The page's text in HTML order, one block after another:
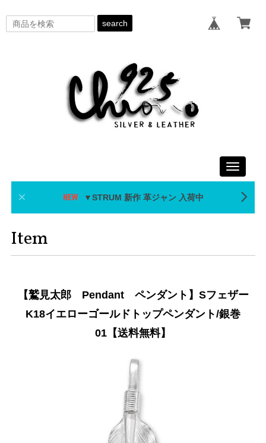
search
Toggle
▼STRUM 新作 革ジャン 入荷中
Item
【鷲見太郎 Pendant ペンダント】Sフェザー
K18イエローゴールドトップペンダント/銀巻
01【送料無料】